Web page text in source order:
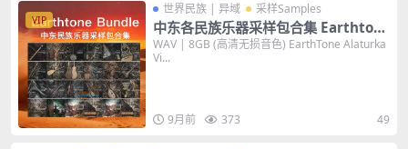
VIP
世界民族 | 异域 采样Samples
中东各民族乐器采样包合集 Earthton
e Bundle WAV 22套管弦乐音色
WAV | 8GB (高清无损音色) EarthTone Alaturka
Vi...
9月前 373 49